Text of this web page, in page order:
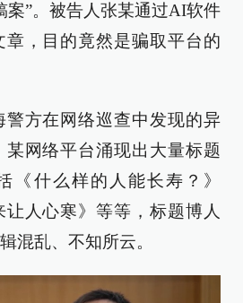
案”。被告人张某通过AI软件
，目的竟然是骗取平台的
警方在网络巡查中发现的异
网络平台涌现出大量标题
《什么样的人能长寿？》
让人心寒》等等，标题博人
混乱、不知所云。